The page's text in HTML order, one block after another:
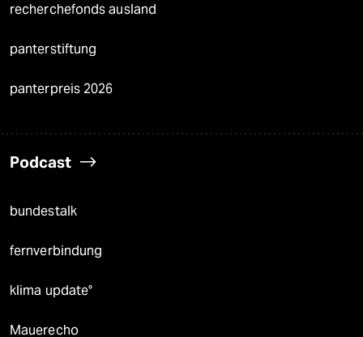
recherchefonds ausland
panterstiftung
panterpreis 2026
Podcast
bundestalk
fernverbindung
klima update°
Mauerecho